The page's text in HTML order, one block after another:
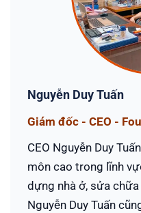
Nguyễn Duy Tuấn
Giám đốc - CEO -
CEO Nguyễn Duy
môn cao trong lĩnh
dựng nhà ở, sửa
Nguyễn Duy Tuấn